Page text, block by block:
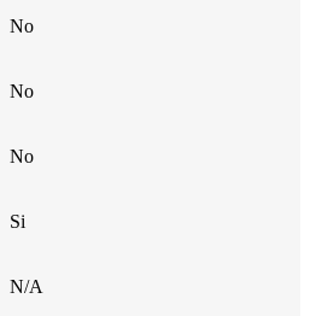
No
No
No
Si
N/A